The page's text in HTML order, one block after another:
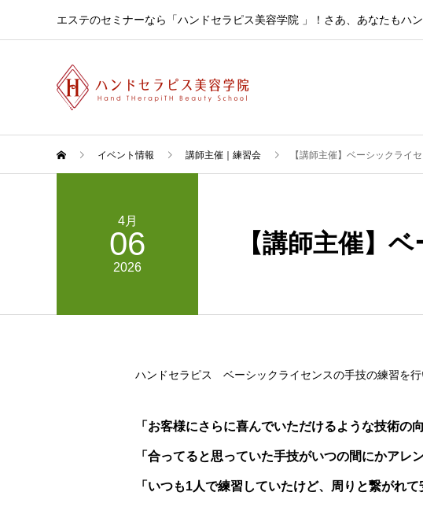
エステのセミナーなら「ハンドセラピス美容学院 」！さあ、あなたもハ
イベント情報 講師主催｜練習会 【講師主催】ベーシックライ
4月
06
2026
【講師主催】
ハンドセラピス ベーシックライセンスの手技の練習を行
「お客様にさらに喜んでいただけるような技術の
「合ってると思っていた手技がいつの間にかアレ
「いつも1人で練習していたけど、周りと繋がれて